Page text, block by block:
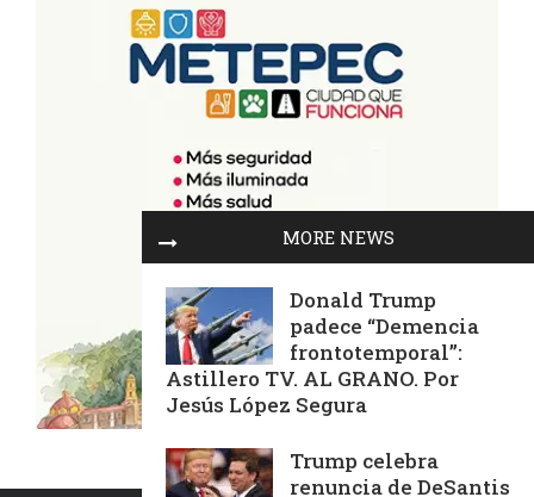
MORE NEWS
Donald Trump
padece “Demencia
frontotemporal”:
Astillero TV. AL GRANO. Por
Jesús López Segura
Trump celebra
renuncia de DeSantis